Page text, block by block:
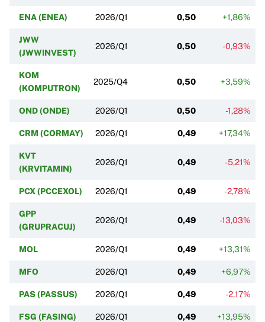
ENA (ENEA) 2026/Q1 0,50 +1,86%
JWW
(JWWINVEST)
2026/Q1 0,50 -0,93%
KOM
(KOMPUTRON)
2025/Q4 0,50 +3,59%
OND (ONDE) 2026/Q1 0,50 -1,28%
CRM (CORMAY) 2026/Q1 0,49 +17,34%
KVT
(KRVITAMIN)
2026/Q1 0,49 -5,21%
PCX (PCCEXOL) 2026/Q1 0,49 -2,78%
GPP
(GRUPRACUJ)
2026/Q1 0,49 -13,03%
MOL 2026/Q1 0,49 +13,31%
MFO 2026/Q1 0,49 +6,97%
PAS (PASSUS) 2026/Q1 0,49 -2,17%
FSG (FASING) 2026/Q1 0,49 +13,95%